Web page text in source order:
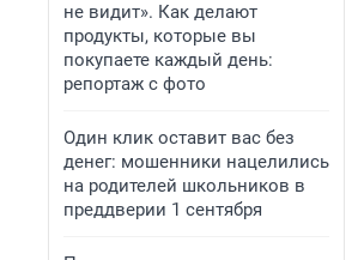
не видит». Как делают
продукты, которые вы
покупаете каждый день:
репортаж с фото
Один клик оставит вас без
денег: мошенники нацелились
на родителей школьников в
преддверии 1 сентября